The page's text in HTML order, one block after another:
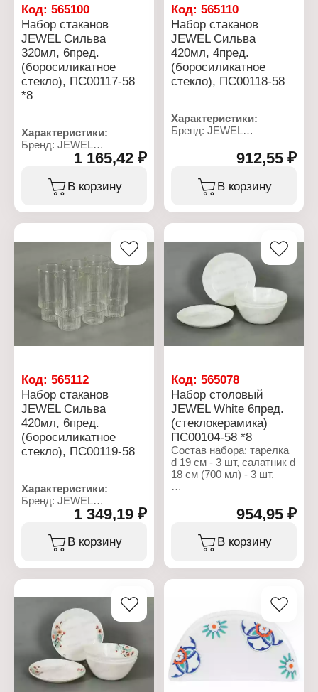
Код: 565100
Набор стаканов
JEWEL Сильва
320мл, 6пред.
(боросиликатное
стекло), ПС00117-58
*8
Характеристики:
Бренд: JEWEL
Артикул: ПС00117-58
стаканов
Модель: "Сильва"
боросиликатное стекло
Цвет: прозрачный
Использование в
посудомоечной машине:
Использование в
микроволновой печи: нет
1 165,42 ₽
В корзину
Код:565110
Набор стаканов
JEWEL Сильва
420мл, 4пред.
(боросиликатное
стекло), ПС00118-58
Характеристики:
Бренд: JEWEL
Тип товара: Набор
Модель: "Сильва"
Количество, объем: 4 шт
Материал:
боросиликатное стекло
Цвет: прозрачный
Использование в
посудомоечной машине:
Использование в
микроволновой печи: нет
912,55 ₽
В корзину
Код: 565112
Набор стаканов
JEWEL Сильва
420мл, 6пред.
(боросиликатное
стекло), ПС00119-58
Характеристики:
Бренд: JEWEL
Артикул: ПС00119-58
стаканов
Модель: "Сильва"
боросиликатное стекло
Цвет: прозрачный
Использование в
посудомоечной машине:
Использование в
микроволновой печи: нет
1 349,19 ₽
В корзину
Код:565078
Набор столовый
JEWEL White 6пред.
(стеклокерамика)
ПС00104-58 *8
Состав набора: тарелка
d 19 см - 3 шт, салатник d
18 см (700 мл) - 3 шт.
Бренд: JEWEL
Артикул: ПС00104-58
Тип товара: Набор
столовый
Количество предметов: 6
предметов
Цвет: белый
Использование в
посудомоечной машине:
да
Использование в
микроволновой печи: Да
954,95 ₽
В корзину